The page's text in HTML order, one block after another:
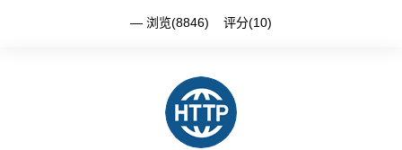
浏览(8846) 评分(10)